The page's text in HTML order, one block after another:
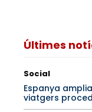
Últimes
Social
Espanya
viatgers